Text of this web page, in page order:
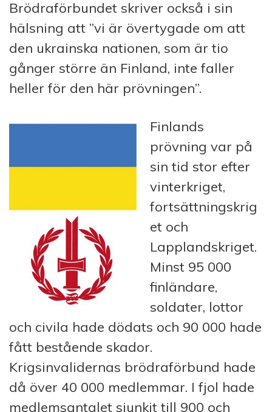
Brödraförbundet skri­ver ock­så i sin
hälsning att ”vi är övertygade om att
den ukrainska nationen, som är tio
gånger större än Finland, inte faller
heller för den här pröv­ningen”.
Finlands
prövning var på
sin tid stor efter
vinterkriget,
fortsättningskrig
et och
Lapplandskriget.
Minst 95 000
finländare,
soldater, lottor
och civila hade dödats och 90 000 hade
fått bestående skador.
Krigsinvalidernas brödraförbund hade
då över 40 000 medlemmar. I fjol hade
medlemsantalet sjunkit till 900 och